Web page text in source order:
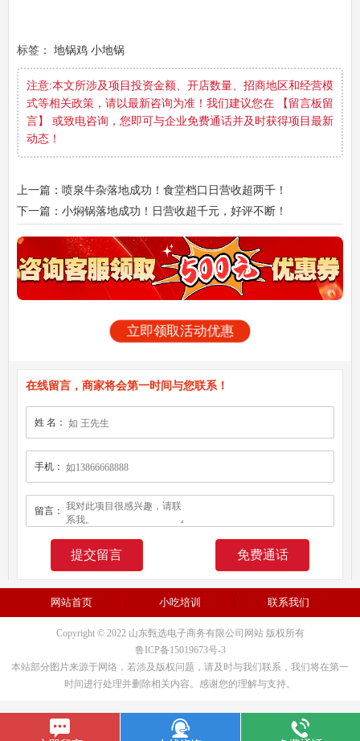
标签： 地锅鸡 小地锅
注意:本文所涉及项目投资金额、开店数量、招商地区和经营模
式等相关政策，请以最新咨询为准！我们建议您在 【留言板留
言】 或致电咨询，您即可与企业免费通话并及时获得项目最新
动态！
上一篇：喷泉牛杂落地成功！食堂档口日营收超两千！
下一篇：小焖锅落地成功！日营收超千元，好评不断！
立即领取活动优惠
在线留言，商家将会第一时间与您联系！
姓 名：
手机：
留言：
免费通话
网站首页 小吃培训 联系我们
Copyright © 2022 山东甄选电子商务有限公司网站 版权所有
鲁ICP备15019673号-3
本站部分图片来源于网络，若涉及版权问题，请及时与我们联系，我们将在第一
时间进行处理并删除相关内容。感谢您的理解与支持。